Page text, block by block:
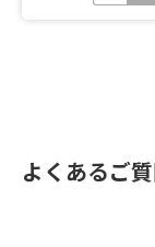
よくあるご